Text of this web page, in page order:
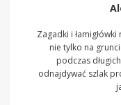
Zagadki i
nie tylko na
podczas
odnajdywać szlak